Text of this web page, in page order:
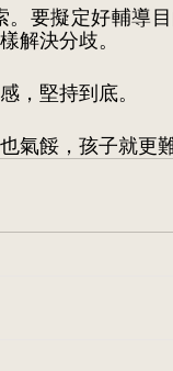
要擬定好輔導
解決分歧。
，堅持到底。
氣餒，孩子就更